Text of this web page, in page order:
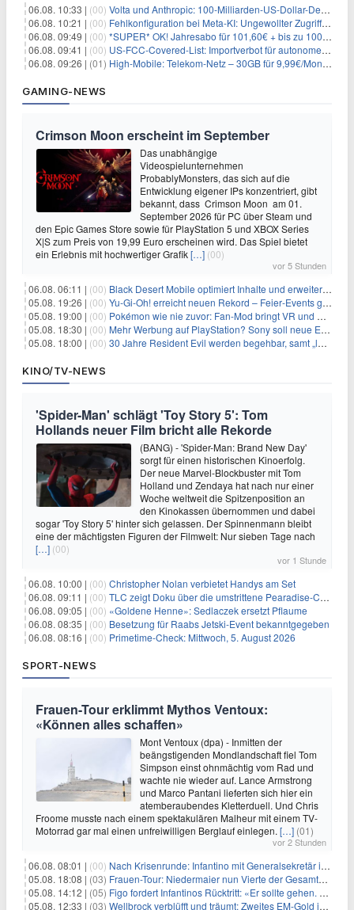
06.08. 10:33 | (00) Volta und Anthropic: 100-Milliarden-US-Dollar-Deal für KI-Rechenleistung
06.08. 10:21 | (00) Fehlkonfiguration bei Meta-KI: Ungewollter Zugriff auf fremde Systeme
06.08. 09:49 | (00) *SUPER* OK! Jahresabo für 101,60€ + bis zu 100€ Prämie
06.08. 09:41 | (00) US-FCC-Covered-List: Importverbot für autonome Roboter ab Juli 2026
06.08. 09:26 | (01) High-Mobile: Telekom-Netz – 30GB für 9,99€/Monat / 80GB für 12,49€/Monat / 100GB für 19,99€/Monat (auch mtl. kündbar)
GAMING-NEWS
Crimson Moon erscheint im September
Das unabhängige
Videospielunternehmen
ProbablyMonsters, das sich auf die
Entwicklung eigener IPs konzentriert, gibt
bekannt, dass Crimson Moon am 01.
September 2026 für PC über Steam und
den Epic Games Store sowie für PlayStation 5 und XBOX Series
X|S zum Preis von 19,99 Euro erscheinen wird. Das Spiel bietet
ein Erlebnis mit hochwertiger Grafik[…] (00)
vor 5 Stunden
06.08. 06:11 | (00) Black Desert Mobile optimiert Inhalte und erweitert Treasure Access
05.08. 19:26 | (00) Yu‑Gi‑Oh! erreicht neuen Rekord – Feier‑Events gestartet
05.08. 19:00 | (00) Pokémon wie nie zuvor: Fan-Mod bringt VR und Ego-Perspektive nach Kanto
05.08. 18:30 | (00) Mehr Werbung auf PlayStation? Sony soll neue Einnahmequellen prüfen
05.08. 18:00 | (00) 30 Jahre Resident Evil werden begehbar, samt „lebensgroßem Leon“
KINO/TV-NEWS
'Spider-Man' schlägt 'Toy Story 5': Tom
Hollands neuer Film bricht alle Rekorde
(BANG) - 'Spider-Man: Brand New Day'
sorgt für einen historischen Kinoerfolg.
Der neue Marvel-Blockbuster mit Tom
Holland und Zendaya hat nach nur einer
Woche weltweit die Spitzenposition an
den Kinokassen übernommen und dabei
sogar 'Toy Story 5' hinter sich gelassen. Der Spinnenmann bleibt
eine der mächtigsten Figuren der Filmwelt: Nur sieben Tage nach
[…] (00)
vor 1 Stunde
06.08. 10:00 | (00) Christopher Nolan verbietet Handys am Set
06.08. 09:11 | (00) TLC zeigt Doku über die umstrittene Pearadise-Community
06.08. 09:05 | (00) «Goldene Henne»: Sedlaczek ersetzt Pflaume
06.08. 08:35 | (00) Besetzung für Raabs Jetski-Event bekanntgegeben
06.08. 08:16 | (00) Primetime-Check: Mittwoch, 5. August 2026
SPORT-NEWS
Frauen-Tour erklimmt Mythos Ventoux:
«Können alles schaffen»
Mont Ventoux (dpa) - Inmitten der
beängstigenden Mondlandschaft fiel Tom
Simpson einst ohnmächtig vom Rad und
wachte nie wieder auf. Lance Armstrong
und Marco Pantani lieferten sich hier ein
atemberaubendes Kletterduell. Und Chris
Froome musste nach einem spektakulären Malheur mit einem TV-
Motorrad gar mal einen unfreiwilligen Berglauf einlegen. […] (01)
vor 2 Stunden
06.08. 08:01 | (00) Nach Krisenrunde: Infantino mit Generalsekretär im Stadion
05.08. 18:08 | (03) Frauen-Tour: Niedermaier nun Vierte der Gesamtwertung
05.08. 14:12 | (05) Figo fordert Infantinos Rücktritt: «Er sollte gehen. Jetzt»
05.08. 12:33 | (03) Wellbrock verblüfft und träumt: Zweites EM-Gold in Paris